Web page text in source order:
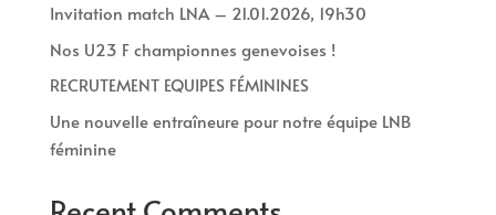
Invitation match LNA – 21.01.2026, 19h30
Nos U23 F championnes genevoises !
RECRUTEMENT EQUIPES FÉMININES
Une nouvelle entraîneure pour notre équipe LNB
féminine